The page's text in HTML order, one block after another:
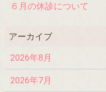
６月の休診について
2026年8月
2026年7月